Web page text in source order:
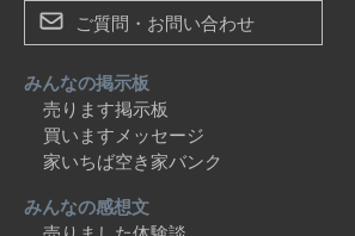
ご質問・お問い合わせ
みんなの掲示板
売ります掲示板
買いますメッセージ
家いちば空き家バンク
みんなの感想文